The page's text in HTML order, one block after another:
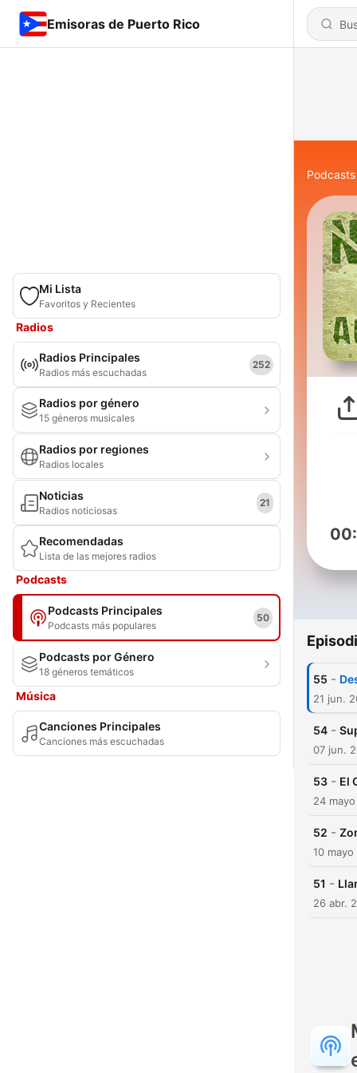
Emisoras de Puerto Rico
Mi Lista
Favoritos y Recientes
Radios
Radios Principales
Radios más escuchadas
252
Radios por género
15 géneros musicales
Radios por regiones
Radios locales
Noticias
Radios noticiosas
21
Recomendadas
Lista de las mejores radios
Podcasts
Podcasts Principales
Podcasts más populares
50
Podcasts por Género
18 géneros temáticos
Música
Canciones Principales
Canciones más escuchadas
Podcasts
55 -
21 jun.
54 -
07 jun.
53 - El
24
52 -
10
51 -
26 abr.